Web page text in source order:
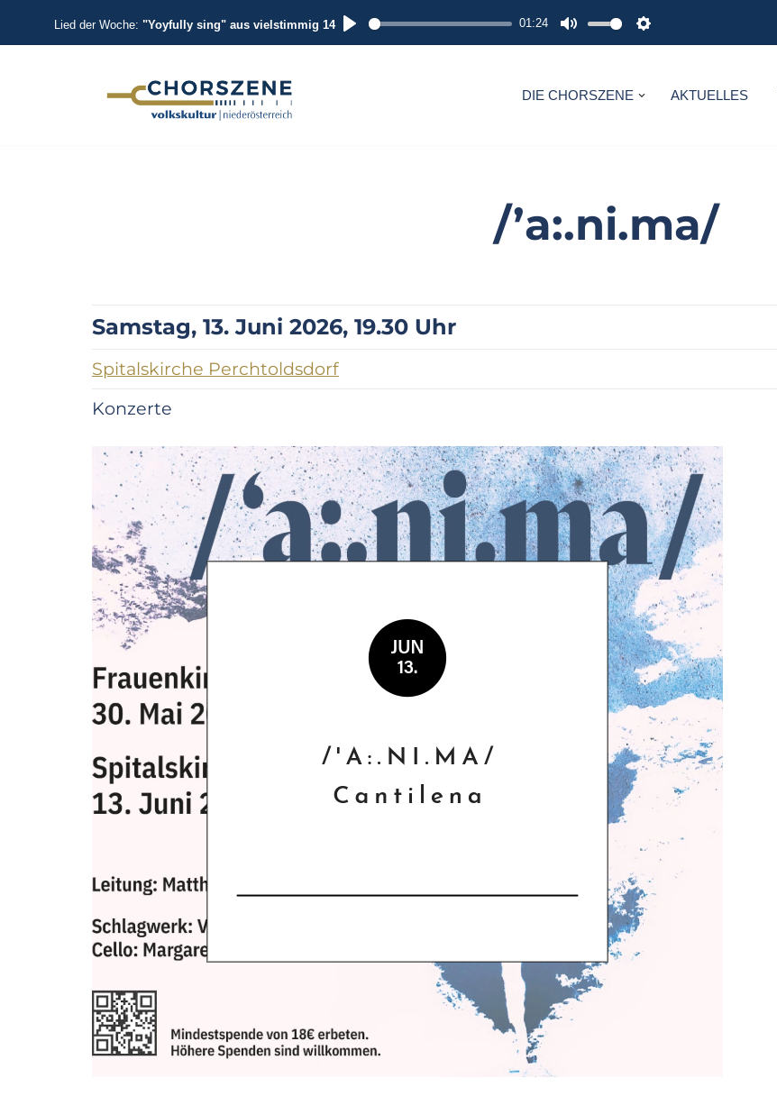
Lied der Woche: "Yoyfully sing" aus vielstimmig 14
P
01:24
M
T
S
T
S
DIE CHORSZENE AKTUELLES
/’a:.ni.ma/
Samstag, 13. Juni 2026, 19.30 Uhr
Spitalskirche Perchtoldsdorf
Konzerte